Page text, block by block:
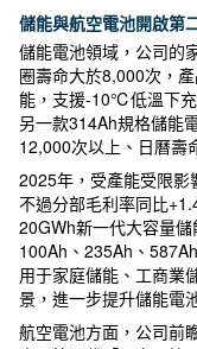
儲能與航空電池開啟第
儲能電池領域，公司的
圈壽命大於8,000次，
能，支援-10℃低溫下充
另一款314Ah規格儲能
12,000次以上、日曆壽
2025年，受產能受限影
不過分部毛利率同比
20GWh新一代大容量
100Ah、235Ah、
用于家庭儲能、工商業
景，進一步提升儲能電
航空電池方面，公司前